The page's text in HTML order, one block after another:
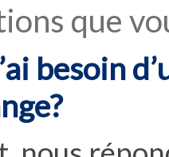
que
besoin